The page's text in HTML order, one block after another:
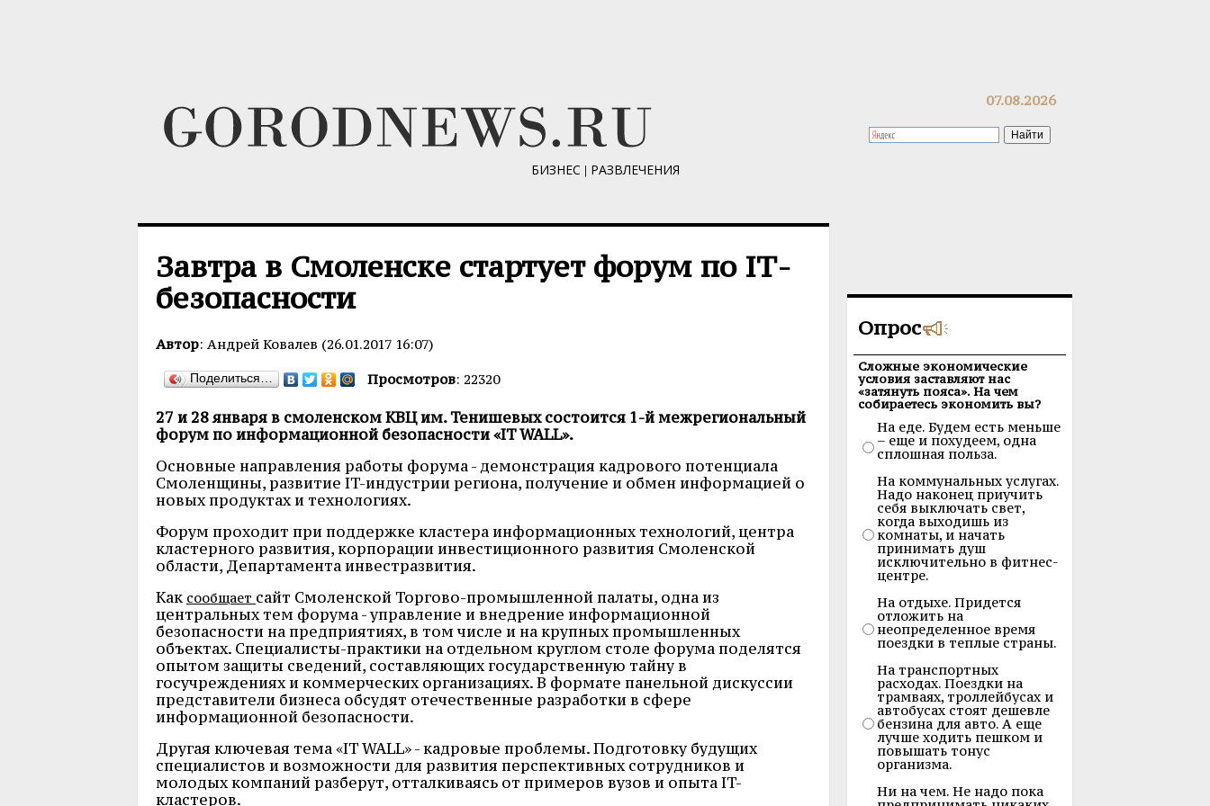
07.08.2026
БИЗНЕС | РАЗВЛЕЧЕНИЯ
Завтра в Смоленске стартует форум по IТ-
безопасности
Автор: Андрей Ковалев (26.01.2017 16:07)
Поделиться… Просмотров: 22320
27 и 28 января в смоленском КВЦ им. Тенишевых состоится 1-й межрегиональный
форум по информационной безопасности «IT WALL».
Основные направления работы форума - демонстрация кадрового потенциала
Смоленщины, развитие IT-индустрии региона, получение и обмен информацией о
новых продуктах и технологиях.
Форум проходит при поддержке кластера информационных технологий, центра
кластерного развития, корпорации инвестиционного развития Смоленской
области, Департамента инвестразвития.
Как сообщает сайт Смоленской Торгово-промышленной палаты, одна из
центральных тем форума - управление и внедрение информационной
безопасности на предприятиях, в том числе и на крупных промышленных
объектах. Специалисты-практики на отдельном круглом столе форума поделятся
опытом защиты сведений, составляющих государственную тайну в
госучреждениях и коммерческих организациях. В формате панельной дискуссии
представители бизнеса обсудят отечественные разработки в сфере
информационной безопасности.
Другая ключевая тема «IT WALL» - кадровые проблемы. Подготовку будущих
специалистов и возможности для развития перспективных сотрудников и
молодых компаний разберут, отталкиваясь от примеров вузов и опыта IT-
кластеров.
Опрос
Сложные экономические
условия заставляют нас
«затянуть пояса». На чем
собираетесь экономить вы?
На еде. Будем есть меньше
– еще и похудеем, одна
сплошная польза.
На коммунальных услугах.
Надо наконец приучить
себя выключать свет,
когда выходишь из
комнаты, и начать
принимать душ
исключительно в фитнес-
центре.
На отдыхе. Придется
отложить на
неопределенное время
поездки в теплые страны.
На транспортных
расходах. Поездки на
трамваях, троллейбусах и
автобусах стоят дешевле
бензина для авто. А еще
лучше ходить пешком и
повышать тонус
организма.
Ни на чем. Не надо пока